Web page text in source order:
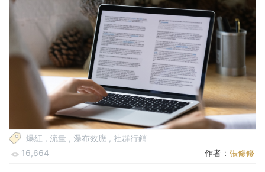
爆紅 , 流量 , 瀑布效應 , 社群行銷
16,664
作者： 張修修